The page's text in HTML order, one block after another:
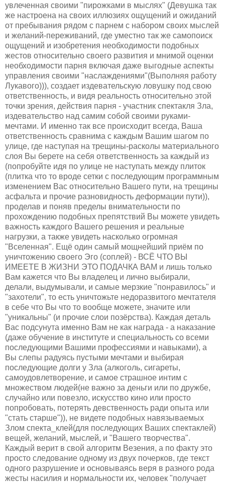
увлеченная своими "пирожками в мыслях" (Девушка так
же настроена на своих иллюзиях ощущений и ожиданий
от пребывания рядом с парнем с набором своих мыслей
и желаний-переживаний, где уместно так же самопоиск
ощущений и изобретения необходимости подобных
жестов относительно своего развития и мнимой оценки
необходимости парня включая даже выгодные аспекты
управления своими "наслаждениями"(Выполняя работу
Лукавого))), создает издевательскую ловушку под свою
ответственность, и видя реальность относительно этой
точки зрения, действия парня - участник спектакля Зла,
издевательство над самим собой своими руками-
мечтами. И именно так все происходит всегда, Ваша
ответственность сравнима с каждым Вашим шагом по
улице, где наступая на трещины-расколы материального
слоя Вы берете на себя ответственность за каждый из
(попробуйте идя по улице не наступать между плиток
(плитка что то вроде сетки с последующим программным
изменением Вас относительно Вашего пути, на трещины
асфальта и прочие разновидность деформации пути)),
проделав и поняв пределы внимательности по
прохождению подобных препятствий Вы можете увидеть
важность каждого Вашего решения и реальные
нагрузки, а также увидеть насколько огромная
"Вселенная". Ещё один самый мощнейший приём по
уничтожению своего Эго (соплей) - ВСЁ ЧТО ВЫ
ИМЕЕТЕ В ЖИЗНИ ЭТО ПОДАЧКА ВАМ и лишь только
Вам кажется что Вы владелец и лично выбирали,
делали, выдумывали, и самые мерзкие "понравилось" и
"захотели", то есть уничтожьте недоразвитого мечтателя
в себе что Вы что то вообще можете, значите или
"уникальны" (и прочие слои позёрства). Каждая деталь
Вас подсунута именно Вам не как награда - а наказание
(даже обучение в институте и специальность со всеми
последующими Вашими профессиями и навыками), а
Вы слепы радуясь пустыми мечтами и выбирая
последующие долги у Зла (алкоголь, сигареты,
самоудовлетворение, и самое страшное интим с
множеством людей(не важно за деньги или по дружбе,
случайно или повезло, искусство кино или просто
попробовать, потерять девственность ради опыта или
"стать старше")), не видете подобных навязываемых
Злом спекта_клей(для последующих Ваших спектаклей)
вещей, желаний, мыслей, и "Вашего творчества".
Каждый верит в свой алгоритм Везения, а по факту это
просто следование одному из двух почерков, где текст
одного разрушение и основываясь веря в разного рода
жесты насилия и нормальности их, человек "получает